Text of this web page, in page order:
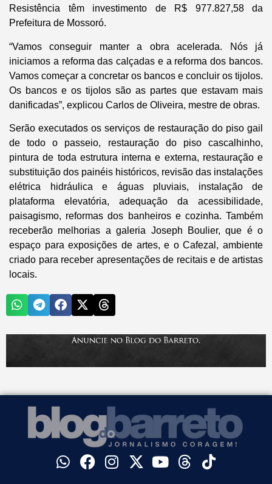
Resistência têm investimento de R$ 977.827,58 da
Prefeitura de Mossoró.
“Vamos conseguir manter a obra acelerada. Nós já
iniciamos a reforma das calçadas e a reforma dos bancos.
Vamos começar a concretar os bancos e concluir os tijolos.
Os bancos e os tijolos são as partes que estavam mais
danificadas”, explicou Carlos de Oliveira, mestre de obras.
Serão executados os serviços de restauração do piso gail
de todo o passeio, restauração do piso cascalhinho,
pintura de toda estrutura interna e externa, restauração e
substituição dos painéis históricos, revisão das instalações
elétrica hidráulica e águas pluviais, instalação de
plataforma elevatória, adequação da acessibilidade,
paisagismo, reformas dos banheiros e cozinha. Também
receberão melhorias a galeria Joseph Boulier, que é o
espaço para exposições de artes, e o Cafezal, ambiente
criado para receber apresentações de recitais e de artistas
locais.